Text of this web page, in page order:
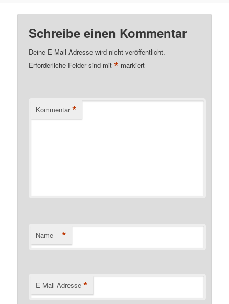
Schreibe einen Kommentar
Deine E-Mail-Adresse wird nicht veröffentlicht.
Erforderliche Felder sind mit* markiert
Kommentar *
Name *
E-Mail-Adresse *